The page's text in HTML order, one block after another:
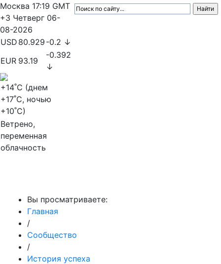
Москва 17:19 GMT
+3 Четверг 06-
08-2026
USD 80.929 -0.2 ↓
EUR 93.19
-0.392
↓
+14˚C (днем
+17˚C, ночью
+10˚C)
Ветрено,
переменная
облачность
Вы просматриваете:
Главная
/
Сообщество
/
История успеха